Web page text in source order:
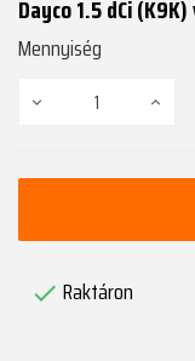
Dayco 1.5 dCi
Mennyiség
 Raktáron